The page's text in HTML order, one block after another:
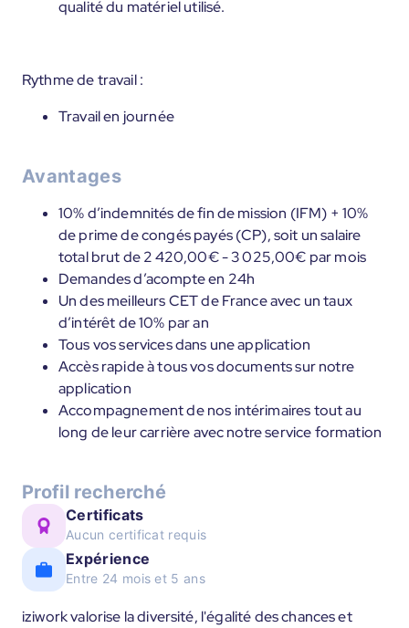
qualité du matériel utilisé.
Rythme de travail :
Travail en journée
Avantages
10% d’indemnités de fin de mission (IFM) + 10%
de prime de congés payés (CP), soit un salaire
total brut de 2 420,00€ - 3 025,00€ par mois
Demandes d’acompte en 24h
Un des meilleurs CET de France avec un taux
d’intérêt de 10% par an
Tous vos services dans une application
Accès rapide à tous vos documents sur notre
application
Accompagnement de nos intérimaires tout au
long de leur carrière avec notre service formation
Profil recherché
Certificats
Aucun certificat requis
Expérience
Entre 24 mois et 5 ans
iziwork valorise la diversité, l'égalité des chances et